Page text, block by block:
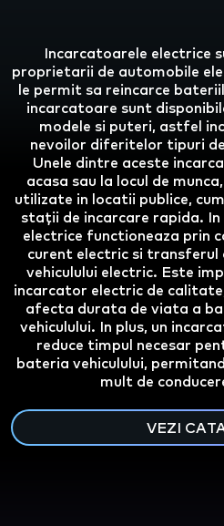
Incarcatoarele electrice
proprietarii de automobile
le permit sa reincarce
incarcatoare sunt
modele si puteri, astfel
nevoilor diferitelor tipuri
Unele dintre aceste
acasa sau la locul de
utilizate in locatii publice,
stații de incarcare rapida.
electrice functioneaza prin
curent electric si
vehiculului electric. Este
incarcator electric de
afecta durata de viata a
vehiculului. In plus, un
reduce timpul necesar
bateria vehiculului,
mult de
VEZI